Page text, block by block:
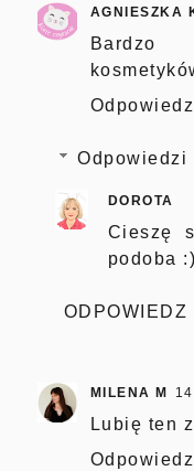
AGNIESZKA
Bardzo
Odpowiedz
Odpowiedzi
DOROTA
Cieszę
podoba :)
ODPOWIEDZ
MILENA M
Lubię ten
Odpowiedz